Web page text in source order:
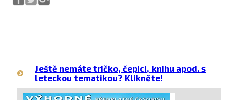
Ještě nemáte tričko, čepici, knihu apod. s
leteckou tematikou? Klikněte!